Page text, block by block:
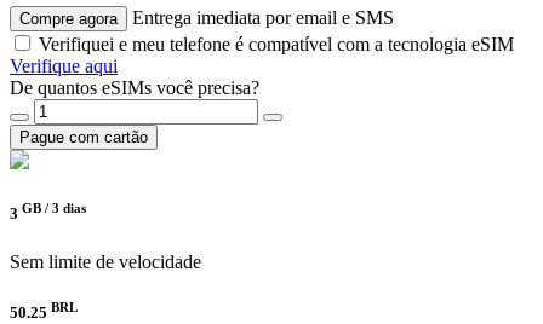
Compre agora
Entrega imediata por email e SMS
Verifiquei e meu telefone é compatível com a tecnologia eSIM
Verifique aqui
De quantos eSIMs você precisa?
Pague com cartão
3 GB / 3 dias
Sem limite de velocidade
50.25 BRL